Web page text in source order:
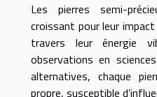
Les pierres semi-
croissant pour leur
travers leur énergie
observations en
alternatives, chaque
propre, susceptible